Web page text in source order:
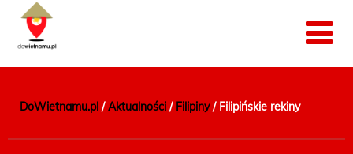
DoWietnamu.pl /Aktualności / Filipiny/ Filipińskie rekiny